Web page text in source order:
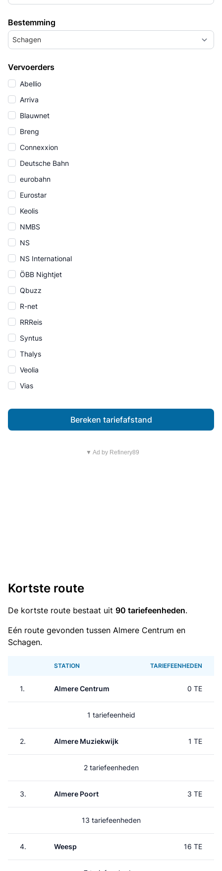
Bestemming
Schagen
Vervoerders
Abellio
Arriva
Blauwnet
Breng
Connexxion
Deutsche Bahn
eurobahn
Eurostar
Keolis
NMBS
NS
NS International
ÖBB Nightjet
Qbuzz
R-net
RRReis
Syntus
Thalys
Veolia
Vias
Bereken tariefafstand
▼ Ad by Refinery89
Kortste route
De kortste route bestaat uit 90 tariefeenheden.
Eén route gevonden tussen Almere Centrum en
Schagen.
STATION TARIEFEENHEDEN
1. Almere Centrum 0 TE
1 tariefeenheid
2. Almere Muziekwijk 1 TE
2 tariefeenheden
3. Almere Poort 3 TE
13 tariefeenheden
4. Weesp 16 TE